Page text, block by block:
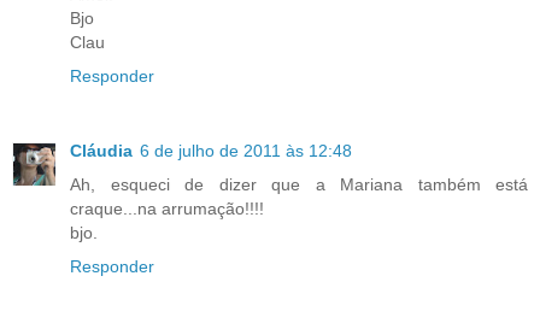
Bjo
Clau
Responder
Cláudia 6 de julho de 2011 às 12:48
Ah, esqueci de dizer que a Mariana também está
craque...na arrumação!!!!
bjo.
Responder